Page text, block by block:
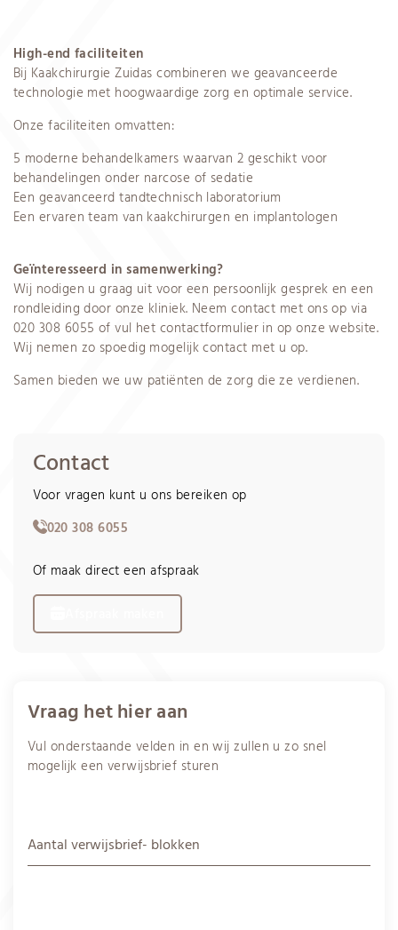
High-end faciliteiten
Bij Kaakchirurgie Zuidas combineren we geavanceerde
technologie met hoogwaardige zorg en optimale service.
Onze faciliteiten omvatten:
5 moderne behandelkamers waarvan 2 geschikt voor
behandelingen onder narcose of sedatie
Een geavanceerd tandtechnisch laboratorium
Een ervaren team van kaakchirurgen en implantologen
Geïnteresseerd in samenwerking?
Wij nodigen u graag uit voor een persoonlijk gesprek en een
rondleiding door onze kliniek. Neem contact met ons op via
020 308 6055 of vul het contactformulier in op onze website.
Wij nemen zo spoedig mogelijk contact met u op.
Samen bieden we uw patiënten de zorg die ze verdienen.
Contact
Voor vragen kunt u ons bereiken op
020 308 6055
Of maak direct een afspraak
Vraag het hier aan
Vul onderstaande velden in en wij zullen u zo snel
mogelijk een verwijsbrief sturen
Aantal verwijsbrief- blokken